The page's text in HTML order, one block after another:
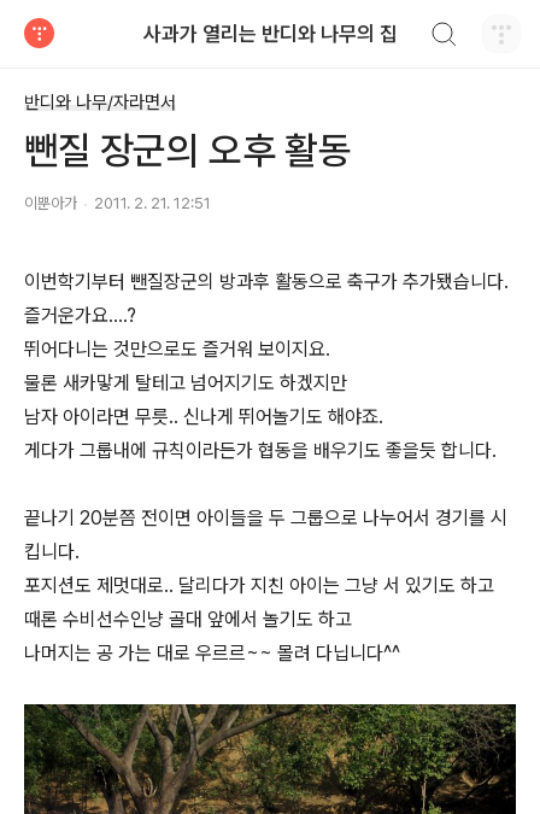
사과가 열리는 반디와 나무의 집
반디와 나무/자라면서
뺀질 장군의 오후 활동
이뿐아가 2011. 2. 21. 12:51
이번학기부터 뺀질장군의 방과후 활동으로 축구가 추가됐습니다.
즐거운가요....?
뛰어다니는 것만으로도 즐거워 보이지요.
물론 새카맣게 탈테고 넘어지기도 하겠지만
남자 아이라면 무릇.. 신나게 뛰어놀기도 해야죠.
게다가 그룹내에 규칙이라든가 협동을 배우기도 좋을듯 합니다.
끝나기 20분쯤 전이면 아이들을 두 그룹으로 나누어서 경기를 시
킵니다.
포지션도 제멋대로.. 달리다가 지친 아이는 그냥 서 있기도 하고
때론 수비선수인냥 골대 앞에서 놀기도 하고
나머지는 공 가는 대로 우르르~~ 몰려 다닙니다^^